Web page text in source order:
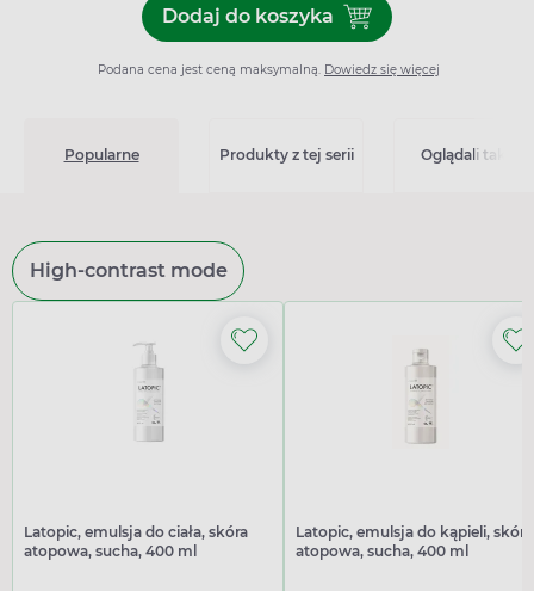
Dodaj do koszykaDodaj do koszyka Latopic,
Podana cena jest ceną maksymalną. Dowiedz się więcej
Popularne Produkty z tej serii Oglądali także
High-contrast mode
Latopic, emulsja do ciała, skóra
atopowa, sucha, 400 ml
Latopic, emulsja do kąpieli, skóra
atopowa, sucha, 400 ml